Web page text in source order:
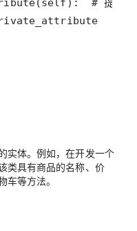
实体。例如，在开发一个
类具有商品的名称、价
等方法。